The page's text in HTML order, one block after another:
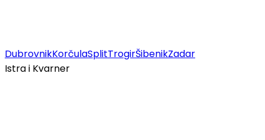
DubrovnikKorčulaSplitTrogirŠibenikZadar
Istra i Kvarner